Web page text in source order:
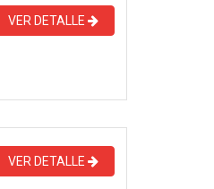
VER DETALLE
VER DETALLE